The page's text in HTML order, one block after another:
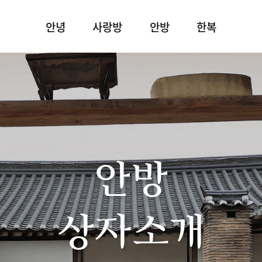
안녕 사랑방 안방 한복
안방
상자소개